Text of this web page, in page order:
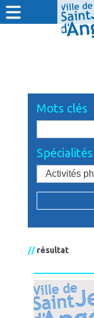
Mots clés
Spécialités
//résultat